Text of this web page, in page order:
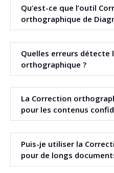
Qu’est-ce que l’outil
orthographique de
C’est uncorrecteur de
ligne, qui automatise la
vérification de la syntaxe
contenus.
Quelles erreurs détecte
orthographique ?
L’outil combine la
correction de texte, le
détection d’erreurs
La Correction
pour les contenus
Oui. Le texte sert
n’est pas partagé
demeure privée.
Puis-je utiliser la
pour de longs